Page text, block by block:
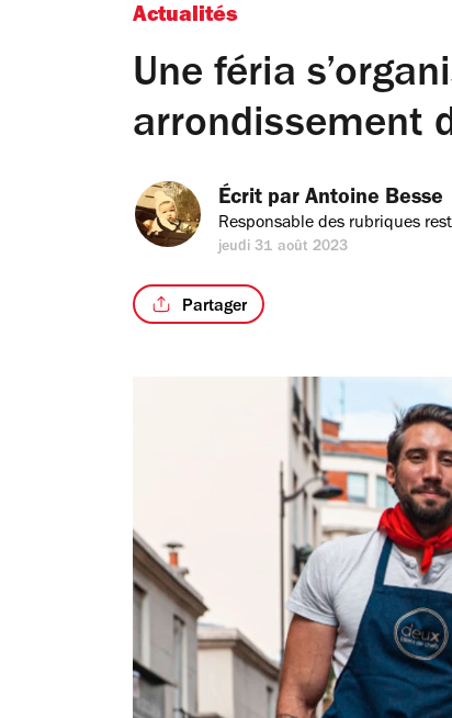
Actualités
Une féria
arrondissement
Écrit par Antoine Besse
Responsable des rubriques
jeudi 31 août 2023
Partager